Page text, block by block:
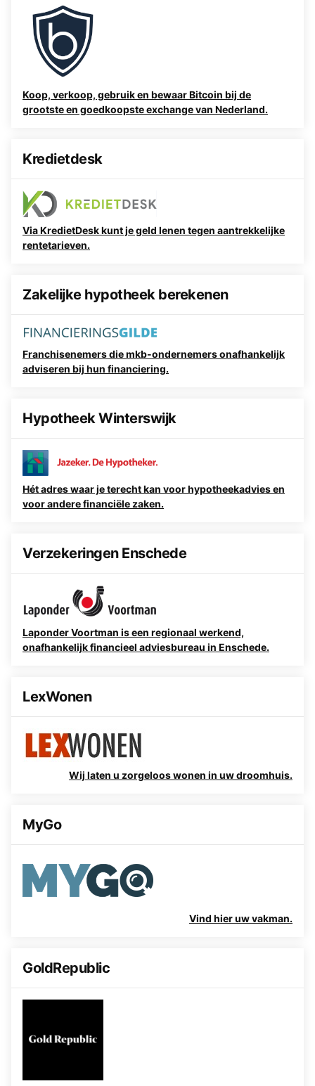
Koop, verkoop, gebruik en bewaar Bitcoin bij de
grootste en goedkoopste exchange van Nederland.
Kredietdesk
Via KredietDesk kunt je geld lenen tegen aantrekkelijke
rentetarieven.
Zakelijke hypotheek berekenen
Franchisenemers die mkb-ondernemers onafhankelijk
adviseren bij hun financiering.
Hypotheek Winterswijk
Hét adres waar je terecht kan voor hypotheekadvies en
voor andere financiële zaken.
Verzekeringen Enschede
Laponder Voortman is een regionaal werkend,
onafhankelijk financieel adviesbureau in Enschede.
LexWonen
Wij laten u zorgeloos wonen in uw droomhuis.
MyGo
Vind hier uw vakman.
GoldRepublic